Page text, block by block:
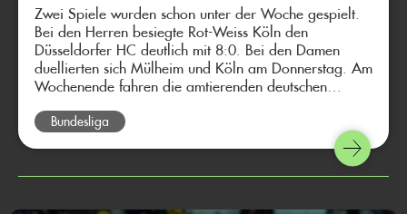
Zwei Spiele wurden schon unter der Woche gespielt.
Bei den Herren besiegte Rot-Weiss Köln den
Düsseldorfer HC deutlich mit 8:0. Bei den Damen
duellierten sich Mülheim und Köln am Donnerstag. Am
Wochenende fahren die amtierenden deutschen
dem Ziel mal wieder zu punkten. Bei den Herren fährt
die Mannschaft vom Club an der Alster zum direkten
Konkurrenten in der Tabelle: den Herren des Berliner
HC. Hier kommt die Bundesliga-Vorschau auf das
Bundesliga